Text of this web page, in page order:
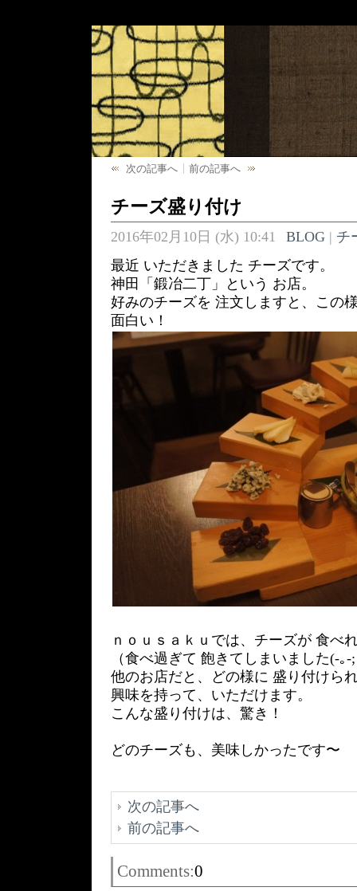
次の記事へ 前の記事へ
チーズ盛り付け
2016年02月10日 (水) 10:41 BLOG| チ
最近 いただきました チーズです。
神田「鍛冶二丁」という お店。
好みのチーズを 注文しますと、この
面白い！
ｎｏｕｓａｋｕでは、チーズが 食べ
（食べ過ぎて 飽きてしまいました(-
他のお店だと、どの様に 盛り付けら
興味を持って、いただけます。
こんな盛り付けは、驚き！
どのチーズも、美味しかったです〜
次の記事へ
前の記事へ
Comments:0